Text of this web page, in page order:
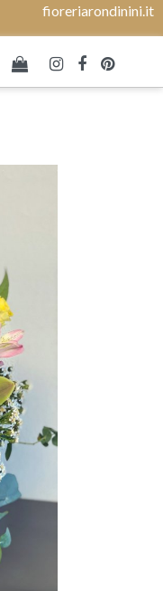
fioreriarondinini.it